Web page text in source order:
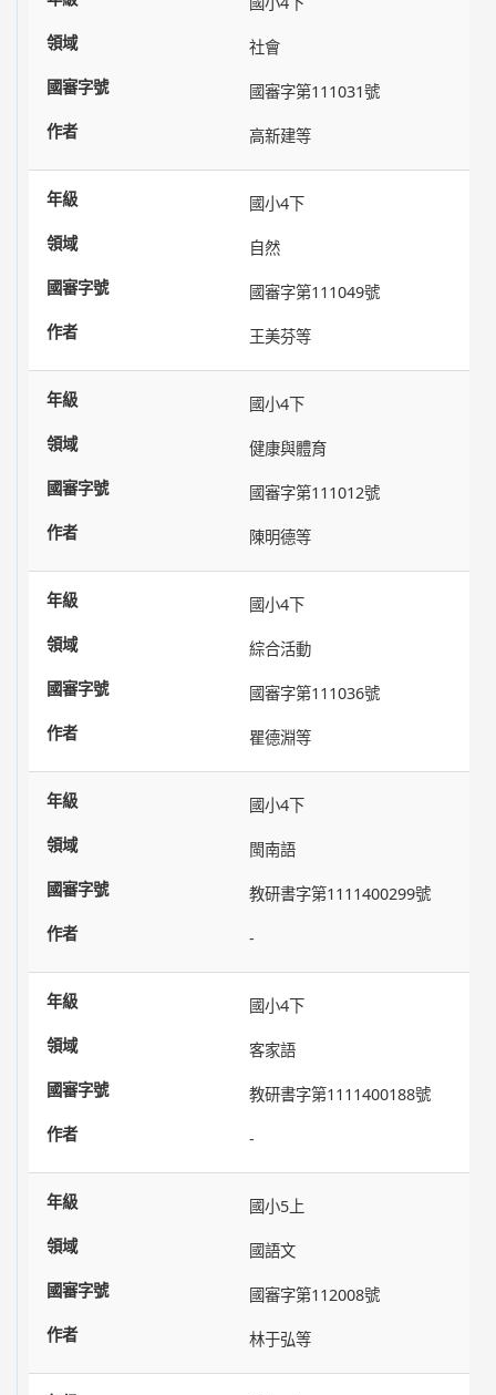
社會
國審字第111031號
高新建等
國小4下
自然
國審字第111049號
王美芬等
國小4下
健康與體育
國審字第111012號
陳明德等
國小4下
綜合活動
國審字第111036號
瞿德淵等
國小4下
閩南語
教研書字第1111400299號
-
國小4下
客家語
教研書字第1111400188號
-
國小5上
國語文
國審字第112008號
林于弘等